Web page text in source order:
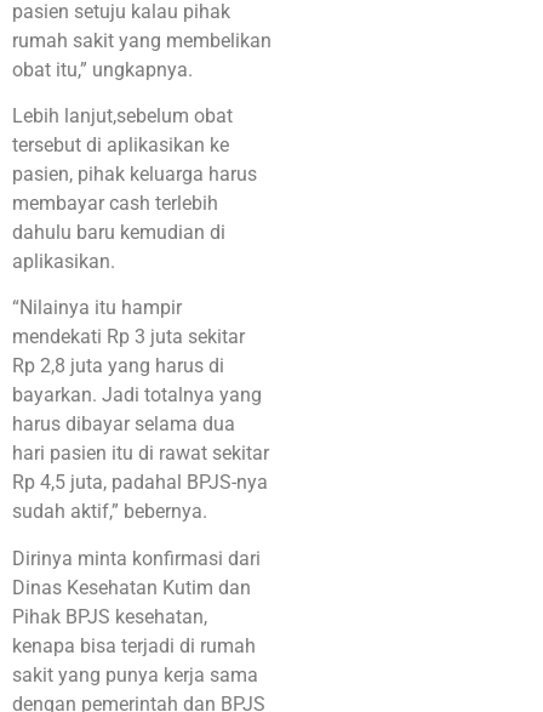
pasien setuju kalau pihak
rumah sakit yang membelikan
obat itu,” ungkapnya.
Lebih lanjut,sebelum obat
tersebut di aplikasikan ke
pasien, pihak keluarga harus
membayar cash terlebih
dahulu baru kemudian di
aplikasikan.
“Nilainya itu hampir
mendekati Rp 3 juta sekitar
Rp 2,8 juta yang harus di
bayarkan. Jadi totalnya yang
harus dibayar selama dua
hari pasien itu di rawat sekitar
Rp 4,5 juta, padahal BPJS-nya
sudah aktif,” bebernya.
Dirinya minta konfirmasi dari
Dinas Kesehatan Kutim dan
Pihak BPJS kesehatan,
kenapa bisa terjadi di rumah
sakit yang punya kerja sama
dengan pemerintah dan BPJS